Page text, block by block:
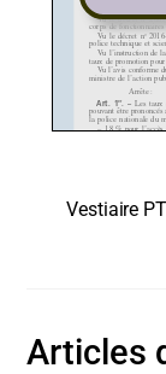
Vestiaire
Articles